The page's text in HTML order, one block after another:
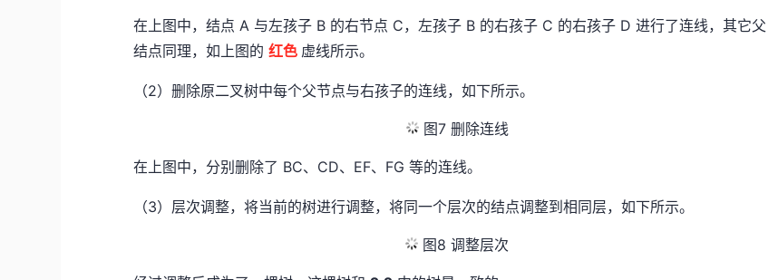
在上图中，结点 A 与左孩子 B 的右节点 C，左孩子 B 的右孩子 C 的右孩子 D 进行了连线，其它父
结点同理，如上图的红色 虚线所示。
（2）删除原二叉树中每个父节点与右孩子的连线，如下所示。
图7 删除连线
在上图中，分别删除了 BC、CD、EF、FG 等的连线。
（3）层次调整，将当前的树进行调整，将同一个层次的结点调整到相同层，如下所示。
图8 调整层次